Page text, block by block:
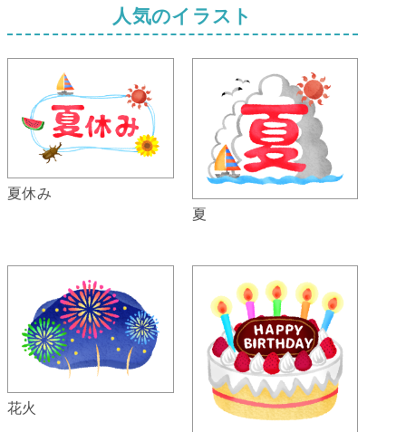
人気のイラスト
夏休み
夏
花火